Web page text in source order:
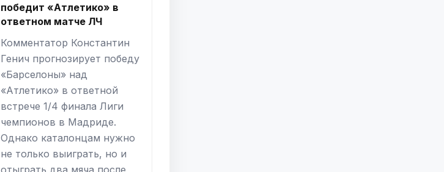
победит «Атлетико» в
ответном матче ЛЧ
Комментатор Константин
Генич прогнозирует победу
«Барселоны» над
«Атлетико» в ответной
встрече 1/4 финала Лиги
чемпионов в Мадриде.
Однако каталонцам нужно
не только выиграть, но и
отыграть два мяча после